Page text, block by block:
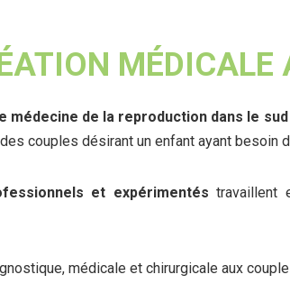
MÉDICALE
médecine de la reproduction dans le sud
couples désirant un enfant ayant besoin
et expérimentés travaillent
médicale et chirurgicale aux